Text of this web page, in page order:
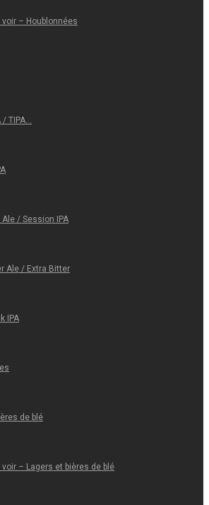
voir – Houblonnées
/ TIPA…
Ale / Session IPA
Ale / Extra Bitter
IPA
de blé
voir – Lagers et bières de blé